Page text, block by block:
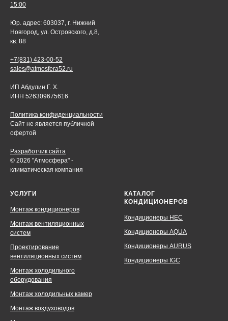
15:00
Юр. адрес: 603037, г. Нижний
Новгород, ул. Островского, д.8,
кв. 88
+7(831) 423-00-52
sales@atmosfera52.ru
ИП Абдулин Г. Х.
ИНН 526309675616
Политика конфиденциальности
Сайт не является публичной
офертой
Разработчик сайта
© 2026 "Атмосфера" -
климатическая компания
УСЛУГИ
Монтаж кондиционеров
Монтаж вентиляционных
систем
Проектирование
вентиляционных систем
Монтаж холодильного
оборудования
Монтаж холодильных камер
Монтаж воздуховодов
КАТАЛОГ
КОНДИЦИОНЕРОВ
Кондиционеры HEC
Кондиционеры AQUA
Кондиционеры AURUS
Кондиционеры IGC